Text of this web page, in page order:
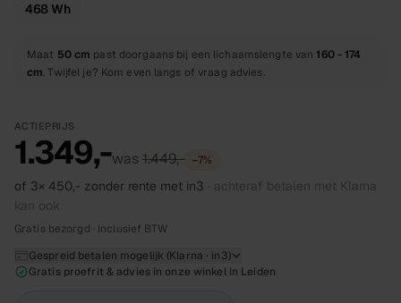
468 Wh
Maat 50 cm past doorgaans bij een lichaamslengte van 160 - 174
cm. Twijfel je? Kom even langs of vraag advies.
ACTIEPRIJS
1.349,-was 1.449,- −7%
of 3× 450,- zonder rente met in3 · achteraf betalen met Klarna
kan ook
Gratis bezorgd · Inclusief BTW
Gespreid betalen mogelijk (Klarna · in3)
Gratis proefrit & advies in onze winkel in Leiden